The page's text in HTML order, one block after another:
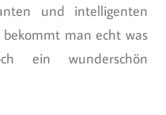
und intelligenten
man echt was
ein wunderschön